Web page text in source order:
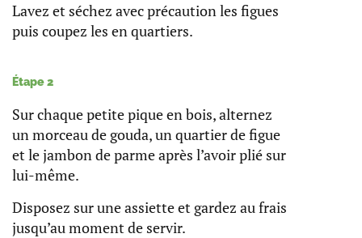
Lavez et séchez avec précaution les figues
puis coupez les en quartiers.
Étape 2
Sur chaque petite pique en bois, alternez
un morceau de gouda, un quartier de figue
et le jambon de parme après l’avoir plié sur
lui-même.
Disposez sur une assiette et gardez au frais
jusqu’au moment de servir.